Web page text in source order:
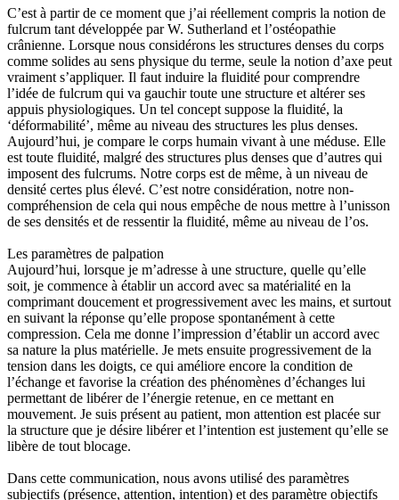
C’est à partir de ce moment que j’ai réellement compris la notion de
fulcrum tant développée par W. Sutherland et l’ostéopathie
crânienne. Lorsque nous considérons les structures denses du corps
comme solides au sens physique du terme, seule la notion d’axe peut
vraiment s’appliquer. Il faut induire la fluidité pour comprendre
l’idée de fulcrum qui va gauchir toute une structure et altérer ses
appuis physiologiques. Un tel concept suppose la fluidité, la
‘déformabilité’, même au niveau des structures les plus denses.
Aujourd’hui, je compare le corps humain vivant à une méduse. Elle
est toute fluidité, malgré des structures plus denses que d’autres qui
imposent des fulcrums. Notre corps est de même, à un niveau de
densité certes plus élevé. C’est notre considération, notre non-
compréhension de cela qui nous empêche de nous mettre à l’unisson
de ses densités et de ressentir la fluidité, même au niveau de l’os.
Les paramètres de palpation
Aujourd’hui, lorsque je m’adresse à une structure, quelle qu’elle
soit, je commence à établir un accord avec sa matérialité en la
comprimant doucement et progressivement avec les mains, et surtout
en suivant la réponse qu’elle propose spontanément à cette
compression. Cela me donne l’impression d’établir un accord avec
sa nature la plus matérielle. Je mets ensuite progressivement de la
tension dans les doigts, ce qui améliore encore la condition de
l’échange et favorise la création des phénomènes d’échanges lui
permettant de libérer de l’énergie retenue, en ce mettant en
mouvement. Je suis présent au patient, mon attention est placée sur
la structure que je désire libérer et l’intention est justement qu’elle se
libère de tout blocage.
Dans cette communication, nous avons utilisé des paramètres
subjectifs (présence, attention, intention) et des paramètre objectifs